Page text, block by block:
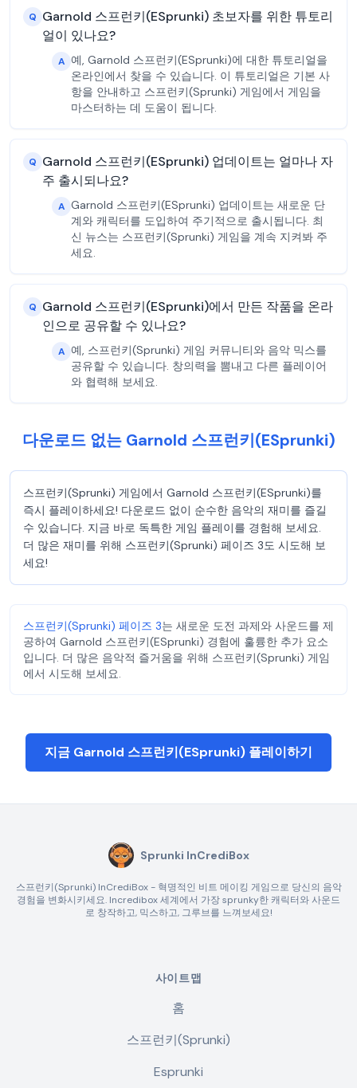
Q Garnold 스프런키(ESprunki) 초보자를 위한 튜토리
얼이 있나요?
A 예, Garnold 스프런키(ESprunki)에 대한 튜토리얼을
온라인에서 찾을 수 있습니다. 이 튜토리얼은 기본 사
항을 안내하고 스프런키(Sprunki) 게임에서 게임을
마스터하는 데 도움이 됩니다.
Q Garnold 스프런키(ESprunki) 업데이트는 얼마나 자
주 출시되나요?
A Garnold 스프런키(ESprunki) 업데이트는 새로운 단
계와 캐릭터를 도입하여 주기적으로 출시됩니다. 최
신 뉴스는 스프런키(Sprunki) 게임을 계속 지켜봐 주
세요.
Q Garnold 스프런키(ESprunki)에서 만든 작품을 온라
인으로 공유할 수 있나요?
A 예, 스프런키(Sprunki) 게임 커뮤니티와 음악 믹스를
공유할 수 있습니다. 창의력을 뽐내고 다른 플레이어
와 협력해 보세요.
다운로드 없는 Garnold 스프런키(ESprunki)
스프런키(Sprunki) 게임에서 Garnold 스프런키(ESprunki)를
즉시 플레이하세요! 다운로드 없이 순수한 음악의 재미를 즐길
수 있습니다. 지금 바로 독특한 게임 플레이를 경험해 보세요.
더 많은 재미를 위해 스프런키(Sprunki) 페이즈 3도 시도해 보
세요!
스프런키(Sprunki) 페이즈 3는 새로운 도전 과제와 사운드를 제
공하여 Garnold 스프런키(ESprunki) 경험에 훌륭한 추가 요소
입니다. 더 많은 음악적 즐거움을 위해 스프런키(Sprunki) 게임
에서 시도해 보세요.
지금 Garnold 스프런키(ESprunki) 플레이하기
Sprunki InCrediBox
스프런키(Sprunki) InCrediBox - 혁명적인 비트 메이킹 게임으로 당신의 음악
경험을 변화시키세요. Incredibox 세계에서 가장 sprunky한 캐릭터와 사운드
로 창작하고, 믹스하고, 그루브를 느껴보세요!
사이트맵
홈
스프런키(Sprunki)
Esprunki